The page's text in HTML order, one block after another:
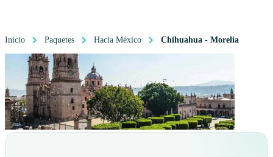
Inicio Paquetes Hacia México Chihuahua - Morelia